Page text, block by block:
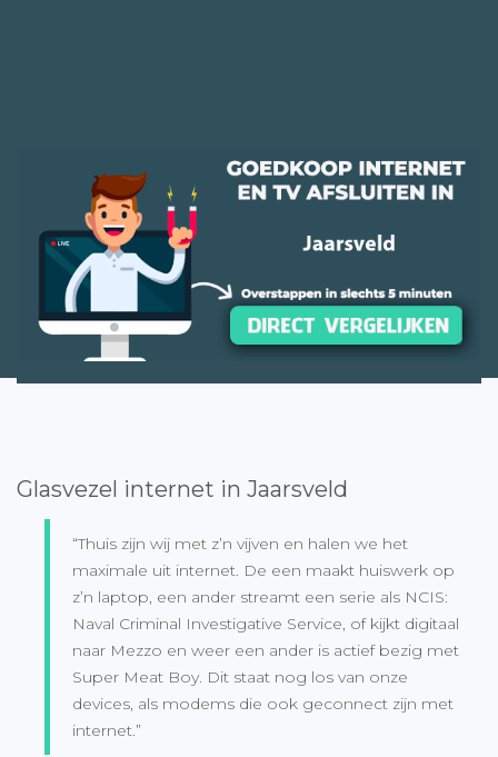
Glasvezel internet in Jaarsveld
“Thuis zijn wij met z’n vijven en halen we het
maximale uit internet. De een maakt huiswerk op
z’n laptop, een ander streamt een serie als NCIS:
Naval Criminal Investigative Service, of kijkt digitaal
naar Mezzo en weer een ander is actief bezig met
Super Meat Boy. Dit staat nog los van onze
devices, als modems die ook geconnect zijn met
internet.”